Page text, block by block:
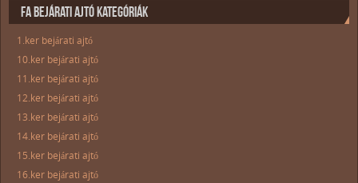
FA BEJÁRATI AJTÓ KATEGÓRIÁK
1.ker bejárati ajtó
10.ker bejárati ajtó
11.ker bejárati ajtó
12.ker bejárati ajtó
13.ker bejárati ajtó
14.ker bejárati ajtó
15.ker bejárati ajtó
16.ker bejárati ajtó